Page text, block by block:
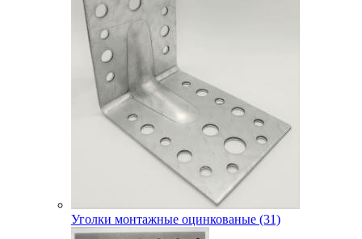
Уголки монтажные оцинкованые (31)